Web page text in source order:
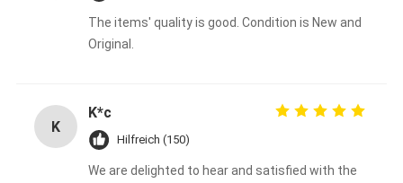
The items' quality is good. Condition is New and
Original.
K
K*c
Hilfreich (150)
We are delighted to hear and satisfied with the